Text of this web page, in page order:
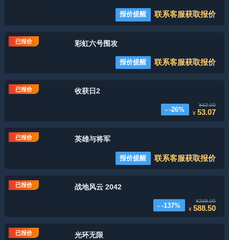
报价提醒 联系客服获取报价
已报价 彩虹六号围攻
报价提醒 联系客服获取报价
已报价 收获日2
- -26%
¥42.00
¥53.07
已报价 英雄与将军
报价提醒 联系客服获取报价
已报价 战地风云 2042
- -137%
¥248.00
¥588.50
已报价 光环无限